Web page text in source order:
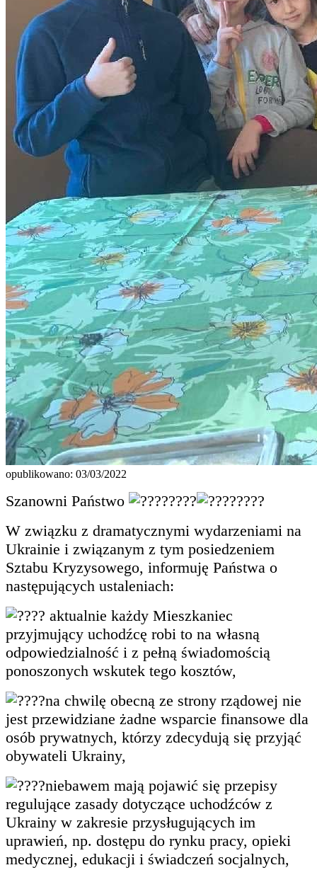
opublikowano: 03/03/2022
Szanowni Państwo
W związku z dramatycznymi wydarzeniami na
Ukrainie i związanym z tym posiedzeniem
Sztabu Kryzysowego, informuję Państwa o
następujących ustaleniach:
aktualnie każdy Mieszkaniec
przyjmujący uchodźcę robi to na własną
odpowiedzialność i z pełną świadomością
ponoszonych wskutek tego kosztów,
na chwilę obecną ze strony rządowej nie
jest przewidziane żadne wsparcie finansowe dla
osób prywatnych, którzy zdecydują się przyjąć
obywateli Ukrainy,
niebawem mają pojawić się przepisy
regulujące zasady dotyczące uchodźców z
Ukrainy w zakresie przysługujących im
uprawień, np. dostępu do rynku pracy, opieki
medycznej, edukacji i świadczeń socjalnych,